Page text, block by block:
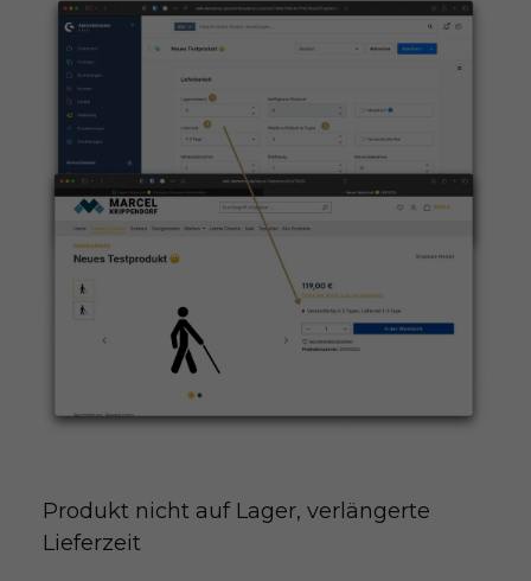
Produkt nicht auf Lager, verlängerte
Lieferzeit